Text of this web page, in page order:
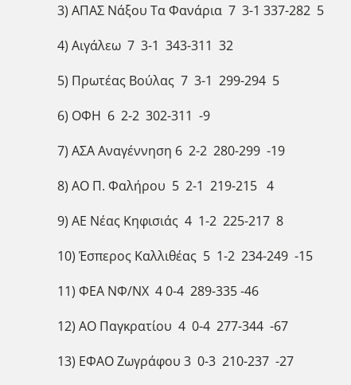
3) ΑΠΑΣ Νάξου Τα Φανάρια 7 3-1 337-282 5
4) Αιγάλεω 7 3-1 343-311 32
5) Πρωτέας Βούλας 7 3-1 299-294 5
6) ΟΦΗ 6 2-2 302-311 -9
7) ΑΣΑ Αναγέννηση 6 2-2 280-299 -19
8) ΑΟ Π. Φαλήρου 5 2-1 219-215 4
9) ΑΕ Νέας Κηφισιάς 4 1-2 225-217 8
10) Έσπερος Καλλιθέας 5 1-2 234-249 -15
11) ΦΕΑ ΝΦ/ΝΧ 4 0-4 289-335 -46
12) ΑΟ Παγκρατίου 4 0-4 277-344 -67
13) ΕΦΑΟ Ζωγράφου 3 0-3 210-237 -27